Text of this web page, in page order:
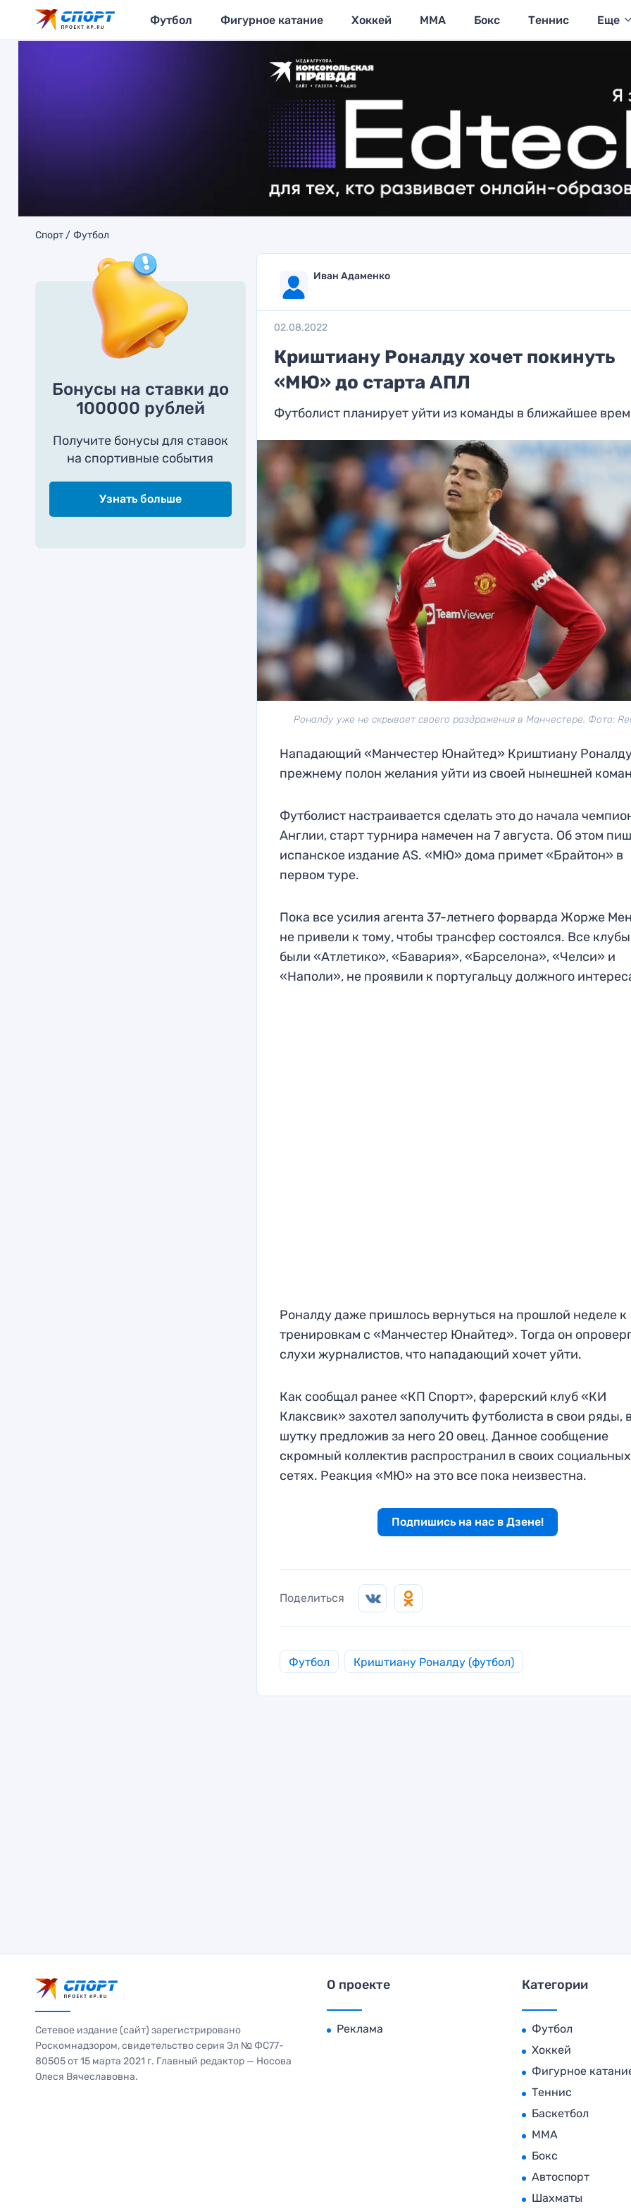
Футбол Фигурное катание Хоккей MMA Бокс Теннис Еще
Спорт Футбол
Бонусы на ставки до
100000 рублей
Получите бонусы для ставок
на спортивные события
Узнать больше
Иван Адаменко
02.08.2022
Криштиану Роналду хочет покинуть
«МЮ» до старта АПЛ
Футболист планирует уйти из команды в ближайшее
Роналду уже не скрывает своего раздражения в Манчестере. Фото:
Нападающий «Манчестер Юнайтед» Криштиану
прежнему полон желания уйти из своей нынешней
Футболист настраивается сделать это до начала
Англии, старт турнира намечен на 7 августа. Об этом
испанское издание AS. «МЮ» дома примет «Брайтон» в
первом туре.
Пока все усилия агента 37-летнего форварда Жорже
не привели к тому, чтобы трансфер состоялся. Все
были «Атлетико», «Бавария», «Барселона», «Челси» и
«Наполи», не проявили к португальцу должного
Роналду даже пришлось вернуться на прошлой неделе к
тренировкам с «Манчестер Юнайтед». Тогда он
слухи журналистов, что нападающий хочет уйти.
Как сообщал ранее «КП Спорт», фарерский клуб «КИ
Клаксвик» захотел заполучить футболиста в свои ряды,
шутку предложив за него 20 овец. Данное сообщение
скромный коллектив распространил в своих социальных
сетях. Реакция «МЮ» на это все пока неизвестна.
Подпишись на нас в Дзене!
Поделиться
Футбол Криштиану Роналду (футбол)
Сетевое издание (сайт) зарегистрировано
Роскомнадзором, свидетельство серия Эл № ФС77-
80505 от 15 марта 2021 г. Главный редактор — Носова
Олеся Вячеславовна.
О проекте
Реклама
Категории
Футбол
Хоккей
Фигурное
Теннис
Баскетбол
MMA
Бокс
Автоспорт
Шахматы